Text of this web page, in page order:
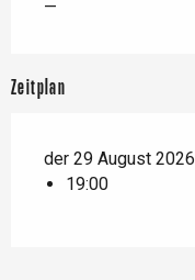
—
Zeitplan
der 29 August 2026
19:00